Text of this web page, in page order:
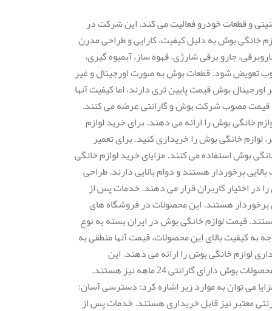
و قطعات خودرو فعالیت می کند. این شرکت در
خانگی بوش به دلیل کیفیت، کارایی و طراحی مدرن
جارو برقی شارژی، قهوه ساز، آبمیوه گیری،
تعویض شود. قطعات بوش به صورت اورجینال و غیر
بوش قیمت پایین تری دارند، اما کیفیت آنها
قیمت مصوب شرکت بوش و گارانتی عرضه می کنند.
خانگی بوش را ارائه می دهند. برای خرید لوازم
خانگی بوش را خریداری کنید. برای تعمیر
بوش استفاده می کنند. مزایای خرید لوازم خانگی
برخوردار هستند و دوام بالایی دارند. طراحی
در اختیار کاربران قرار می دهند. خدمات پس از
هستند. این محصولات در فروشگاه های
قیمت لوازم خانگی بوش در ایران بسته به نوع
به کیفیت بالای این محصولات، قیمت آنها منطقی به
لوازم خانگی بوش را ارائه می دهند. این
نمایندگی ها از تعمیرکاران متخصص و مجرب برای تعمیر لوازم خانگی بوش استفاده می کنند. گارانتی لوازم خانگی بوش معمولاً 12 ماه است. اما برخی از محصولات بوش دارای گارانتی 24 ماهه نیز هستند.
می توان به موارد زیر اشاره کرد: دسترسی آسان:
معتبر نیز قابل خریداری هستند. خدمات پس از